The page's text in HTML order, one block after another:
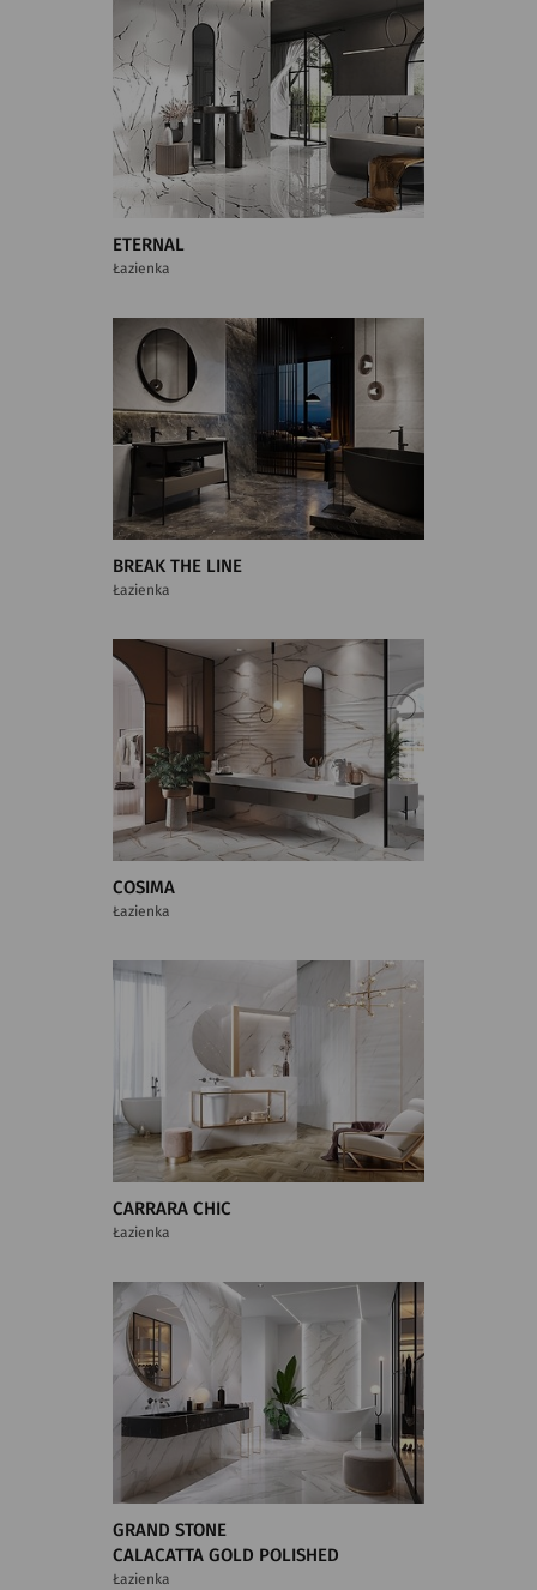
ETERNAL
Łazienka
BREAK THE LINE
Łazienka
COSIMA
Łazienka
CARRARA CHIC
Łazienka
GRAND STONE
CALACATTA GOLD POLISHED
Łazienka